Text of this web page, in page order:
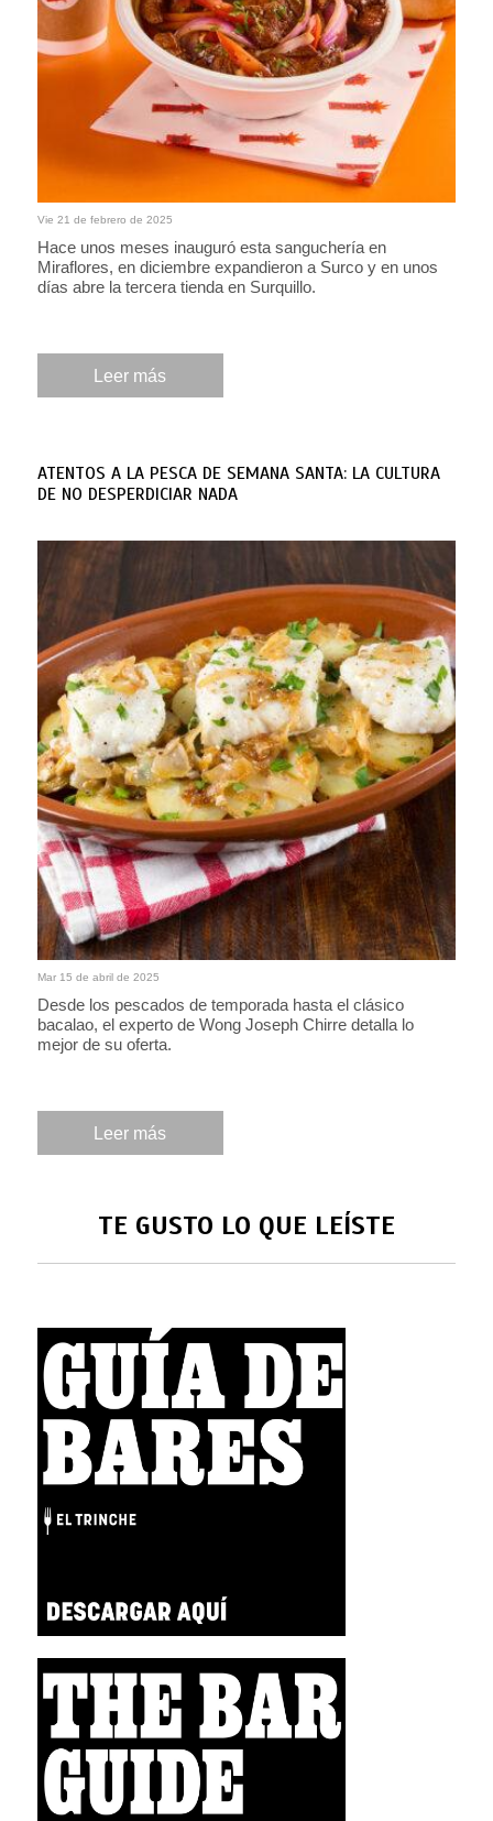
Vie 21 de febrero de 2025
Hace unos meses inauguró esta sanguchería en
Miraflores, en diciembre expandieron a Surco y en unos
días abre la tercera tienda en Surquillo.
Leer más
ATENTOS A LA PESCA DE SEMANA SANTA: LA CULTURA
DE NO DESPERDICIAR NADA
Mar 15 de abril de 2025
Desde los pescados de temporada hasta el clásico
bacalao, el experto de Wong Joseph Chirre detalla lo
mejor de su oferta.
Leer más
TE GUSTO LO QUE LEÍSTE